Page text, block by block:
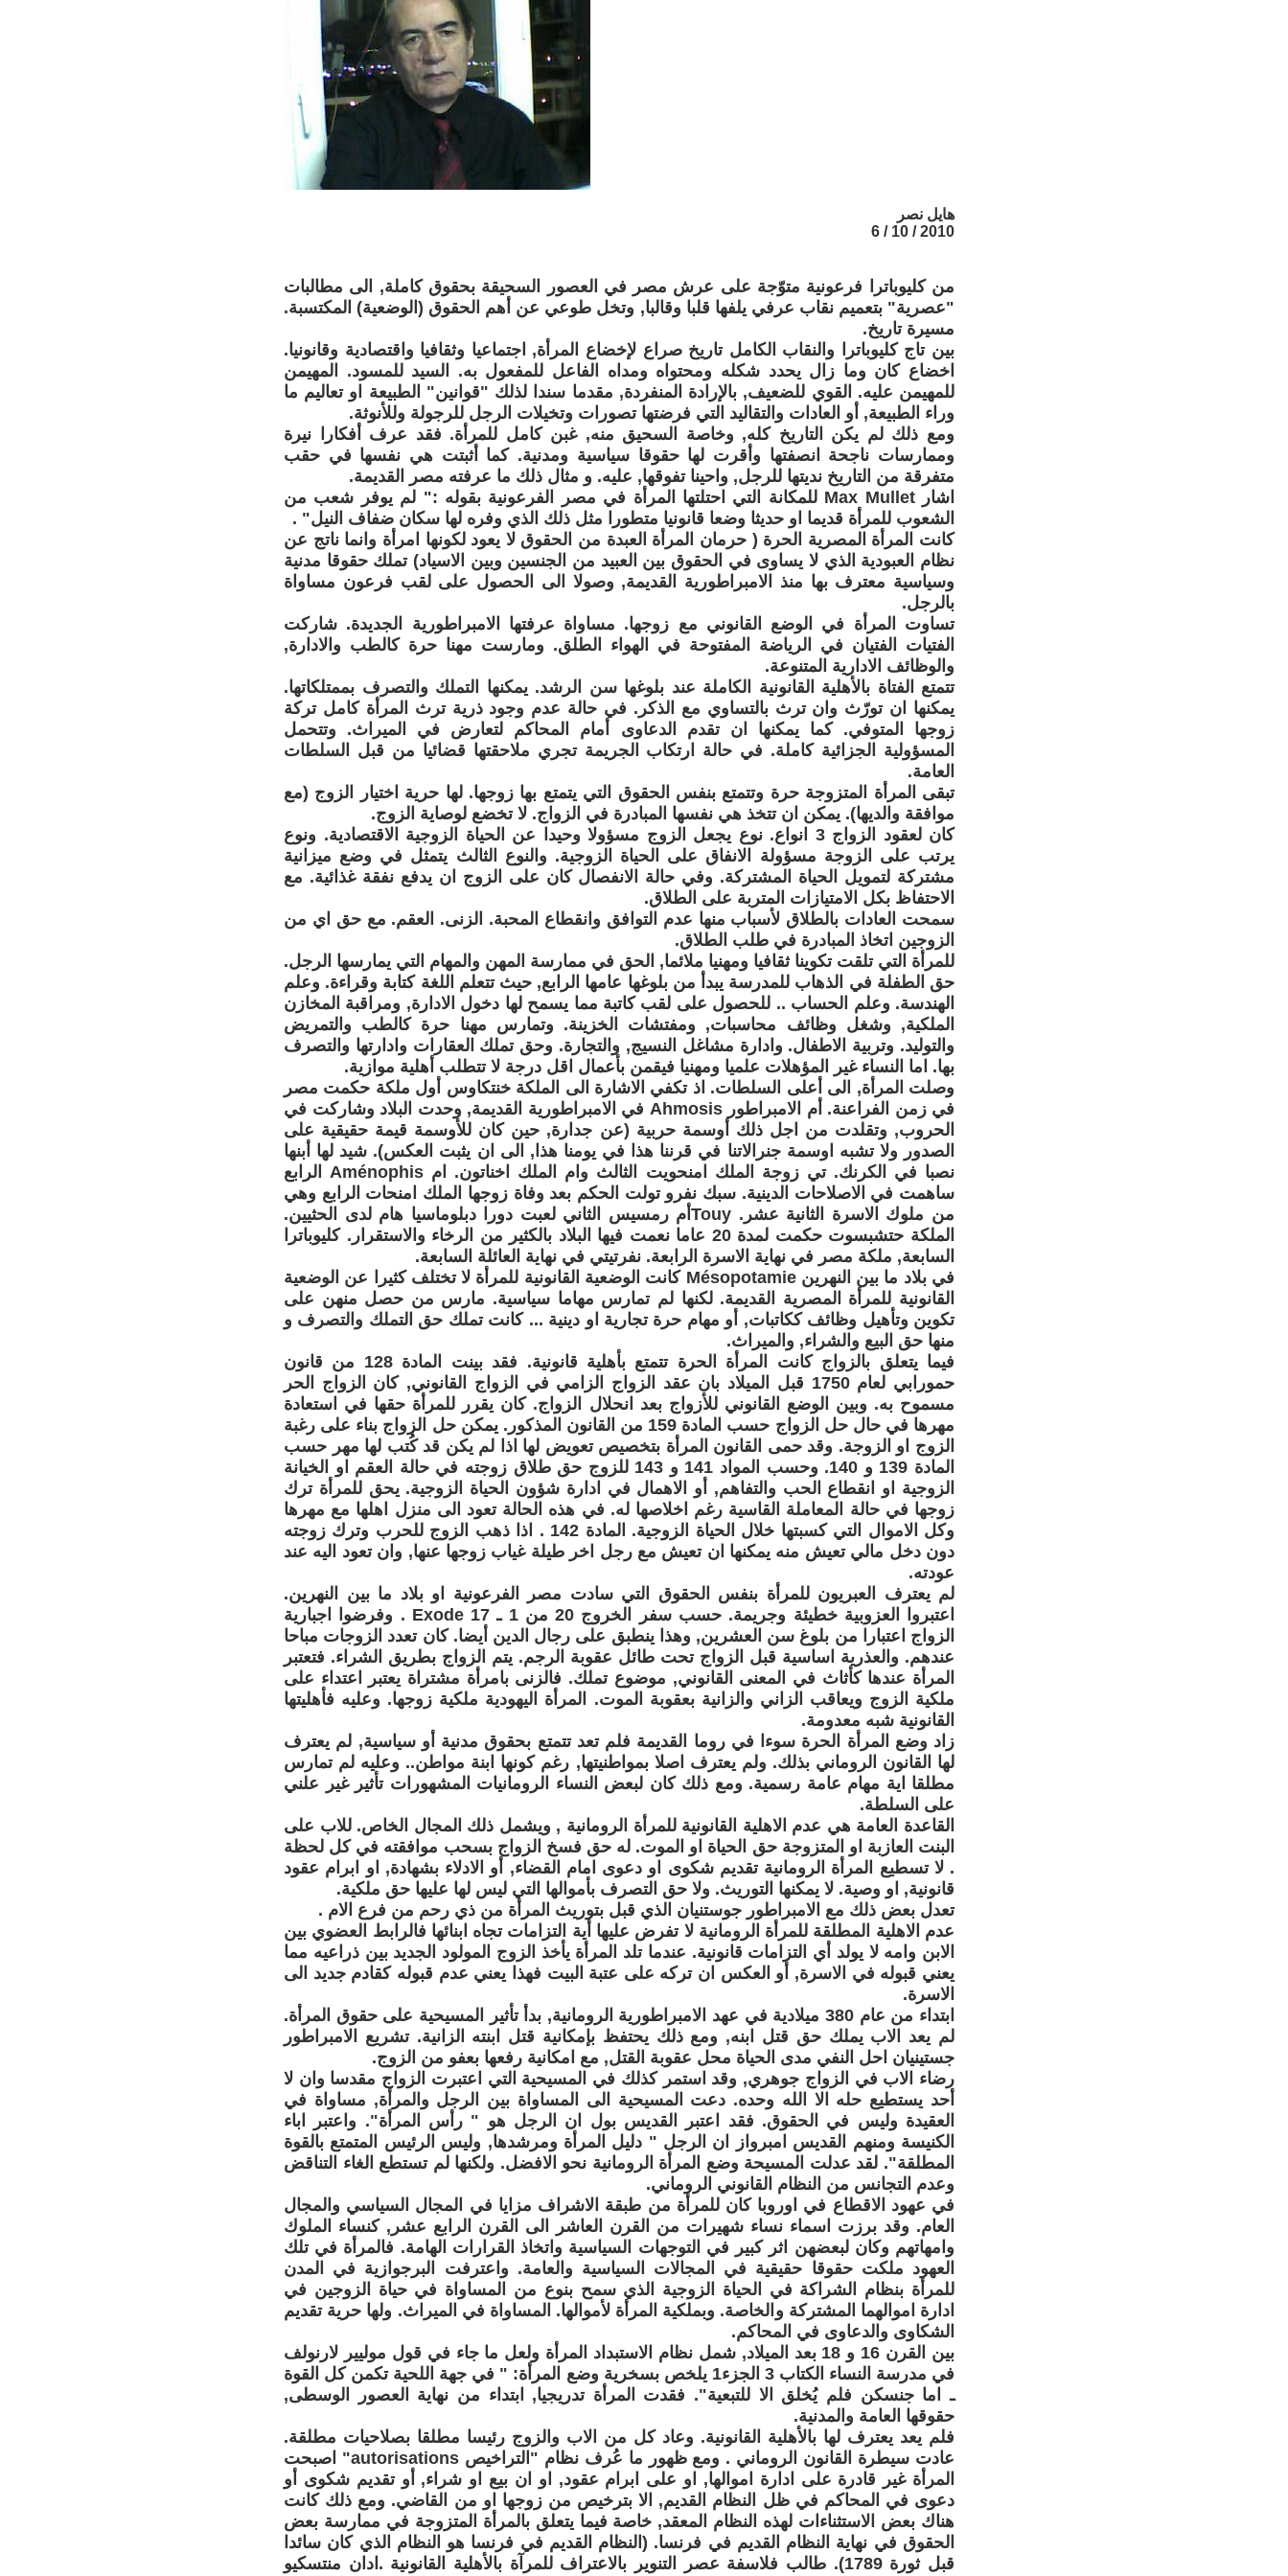
هايل نصر
2010 / 10 / 6
من كليوباترا فرعونية متوّجة على عرش مصر في العصور السحيقة بحقوق كاملة, الى مطالبات
"عصرية" بتعميم نقاب عرفي يلفها قلبا وقالبا, وتخل طوعي عن أهم الحقوق (الوضعية) المكتسبة.
مسيرة تاريخ.
بين تاج كليوباترا والنقاب الكامل تاريخ صراع لإخضاع المرأة, اجتماعيا وثقافيا واقتصادية وقانونيا.
اخضاع كان وما زال يحدد شكله ومحتواه ومداه الفاعل للمفعول به. السيد للمسود. المهيمن
للمهيمن عليه. القوي للضعيف, بالإرادة المنفردة, مقدما سندا لذلك "قوانين" الطبيعة او تعاليم ما
وراء الطبيعة, أو العادات والتقاليد التي فرضتها تصورات وتخيلات الرجل للرجولة وللأنوثة.
ومع ذلك لم يكن التاريخ كله, وخاصة السحيق منه, غبن كامل للمرأة. فقد عرف أفكارا نيرة
وممارسات ناجحة انصفتها وأقرت لها حقوقا سياسية ومدنية. كما أثبتت هي نفسها في حقب
متفرقة من التاريخ نديتها للرجل, واحينا تفوقها, عليه. و مثال ذلك ما عرفته مصر القديمة.
اشار Max Mullet للمكانة التي احتلتها المرأة في مصر الفرعونية بقوله :" لم يوفر شعب من
الشعوب للمرأة قديما او حديثا وضعا قانونيا متطورا مثل ذلك الذي وفره لها سكان ضفاف النيل" .
كانت المرأة المصرية الحرة ( حرمان المرأة العبدة من الحقوق لا يعود لكونها امرأة وانما ناتج عن
نظام العبودية الذي لا يساوى في الحقوق بين العبيد من الجنسين وبين الاسياد) تملك حقوقا مدنية
وسياسية معترف بها منذ الامبراطورية القديمة, وصولا الى الحصول على لقب فرعون مساواة
بالرجل.
تساوت المرأة في الوضع القانوني مع زوجها. مساواة عرفتها الامبراطورية الجديدة. شاركت
الفتيات الفتيان في الرياضة المفتوحة في الهواء الطلق. ومارست مهنا حرة كالطب والادارة,
والوظائف الادارية المتنوعة.
تتمتع الفتاة بالأهلية القانونية الكاملة عند بلوغها سن الرشد. يمكنها التملك والتصرف بممتلكاتها.
يمكنها ان تورّث وان ترث بالتساوي مع الذكر. في حالة عدم وجود ذرية ترث المرأة كامل تركة
زوجها المتوفي. كما يمكنها ان تقدم الدعاوى أمام المحاكم لتعارض في الميراث. وتتحمل
المسؤولية الجزائية كاملة. في حالة ارتكاب الجريمة تجري ملاحقتها قضائيا من قبل السلطات
العامة.
تبقى المرأة المتزوجة حرة وتتمتع بنفس الحقوق التي يتمتع بها زوجها. لها حرية اختيار الزوج (مع
موافقة والديها). يمكن ان تتخذ هي نفسها المبادرة في الزواج. لا تخضع لوصاية الزوج.
كان لعقود الزواج 3 انواع. نوع يجعل الزوج مسؤولا وحيدا عن الحياة الزوجية الاقتصادية. ونوع
يرتب على الزوجة مسؤولة الانفاق على الحياة الزوجية. والنوع الثالث يتمثل في وضع ميزانية
مشتركة لتمويل الحياة المشتركة. وفي حالة الانفصال كان على الزوج ان يدفع نفقة غذائية. مع
الاحتفاظ بكل الامتيازات المتربة على الطلاق.
سمحت العادات بالطلاق لأسباب منها عدم التوافق وانقطاع المحبة. الزنى. العقم. مع حق اي من
الزوجين اتخاذ المبادرة في طلب الطلاق.
للمرأة التي تلقت تكوينا ثقافيا ومهنيا ملائما, الحق في ممارسة المهن والمهام التي يمارسها الرجل.
حق الطفلة في الذهاب للمدرسة يبدأ من بلوغها عامها الرابع, حيث تتعلم اللغة كتابة وقراءة. وعلم
الهندسة. وعلم الحساب .. للحصول على لقب كاتبة مما يسمح لها دخول الادارة, ومراقبة المخازن
الملكية, وشغل وظائف محاسبات, ومفتشات الخزينة. وتمارس مهنا حرة كالطب والتمريض
والتوليد. وتربية الاطفال. وادارة مشاغل النسيج, والتجارة. وحق تملك العقارات وادارتها والتصرف
بها. اما النساء غير المؤهلات علميا ومهنيا فيقمن بأعمال اقل درجة لا تتطلب أهلية موازية.
وصلت المرأة, الى أعلى السلطات. اذ تكفي الاشارة الى الملكة خنتكاوس أول ملكة حكمت مصر
في زمن الفراعنة. أم الامبراطور Ahmosis في الامبراطورية القديمة, وحدت البلاد وشاركت في
الحروب, وتقلدت من اجل ذلك أوسمة حربية (عن جدارة, حين كان للأوسمة قيمة حقيقية على
الصدور ولا تشبه اوسمة جنرالاتنا في قرننا هذا في يومنا هذا, الى ان يثبت العكس). شيد لها أبنها
نصبا في الكرنك. تي زوجة الملك امنحويت الثالث وام الملك اخناتون. ام Aménophis الرابع
ساهمت في الاصلاحات الدينية. سبك نفرو تولت الحكم بعد وفاة زوجها الملك امنحات الرابع وهي
من ملوك الاسرة الثانية عشر. Touyأم رمسيس الثاني لعبت دورا دبلوماسيا هام لدى الحثيين.
الملكة حتشبسوت حكمت لمدة 20 عاما نعمت فيها البلاد بالكثير من الرخاء والاستقرار. كليوباترا
السابعة, ملكة مصر في نهاية الاسرة الرابعة. نفرتيتي في نهاية العائلة السابعة.
في بلاد ما بين النهرين Mésopotamie كانت الوضعية القانونية للمرأة لا تختلف كثيرا عن الوضعية
القانونية للمرأة المصرية القديمة. لكنها لم تمارس مهاما سياسية. مارس من حصل منهن على
تكوين وتأهيل وظائف ككاتبات, أو مهام حرة تجارية او دينية ... كانت تملك حق التملك والتصرف و
منها حق البيع والشراء, والميراث.
فيما يتعلق بالزواج كانت المرأة الحرة تتمتع بأهلية قانونية. فقد بينت المادة 128 من قانون
حمورابي لعام 1750 قبل الميلاد بان عقد الزواج الزامي في الزواج القانوني, كان الزواج الحر
مسموح به. وبين الوضع القانوني للأزواج بعد انحلال الزواج. كان يقرر للمرأة حقها في استعادة
مهرها في حال حل الزواج حسب المادة 159 من القانون المذكور. يمكن حل الزواج بناء على رغبة
الزوج او الزوجة. وقد حمى القانون المرأة بتخصيص تعويض لها اذا لم يكن قد كُتب لها مهر حسب
المادة 139 و 140. وحسب المواد 141 و 143 للزوج حق طلاق زوجته في حالة العقم او الخيانة
الزوجية او انقطاع الحب والتفاهم, أو الاهمال في ادارة شؤون الحياة الزوجية. يحق للمرأة ترك
زوجها في حالة المعاملة القاسية رغم اخلاصها له. في هذه الحالة تعود الى منزل اهلها مع مهرها
وكل الاموال التي كسبتها خلال الحياة الزوجية. المادة 142 . اذا ذهب الزوج للحرب وترك زوجته
دون دخل مالي تعيش منه يمكنها ان تعيش مع رجل اخر طيلة غياب زوجها عنها, وان تعود اليه عند
عودته.
لم يعترف العبريون للمرأة بنفس الحقوق التي سادت مصر الفرعونية او بلاد ما بين النهرين.
اعتبروا العزوبية خطيئة وجريمة. حسب سفر الخروج 20 من 1 ـ 17 Exode . وفرضوا اجبارية
الزواج اعتبارا من بلوغ سن العشرين, وهذا ينطبق على رجال الدين أيضا. كان تعدد الزوجات مباحا
عندهم. والعذرية اساسية قبل الزواج تحت طائل عقوبة الرجم. يتم الزواج بطريق الشراء. فتعتبر
المرأة عندها كأثاث في المعنى القانوني, موضوع تملك. فالزنى بامرأة مشتراة يعتبر اعتداء على
ملكية الزوج ويعاقب الزاني والزانية بعقوبة الموت. المرأة اليهودية ملكية زوجها. وعليه فأهليتها
القانونية شبه معدومة.
زاد وضع المرأة الحرة سوءا في روما القديمة فلم تعد تتمتع بحقوق مدنية أو سياسية, لم يعترف
لها القانون الروماني بذلك. ولم يعترف اصلا بمواطنيتها, رغم كونها ابنة مواطن.. وعليه لم تمارس
مطلقا اية مهام عامة رسمية. ومع ذلك كان لبعض النساء الرومانيات المشهورات تأثير غير علني
على السلطة.
القاعدة العامة هي عدم الاهلية القانونية للمرأة الرومانية , ويشمل ذلك المجال الخاص. للاب على
البنت العازبة او المتزوجة حق الحياة او الموت. له حق فسخ الزواج بسحب موافقته في كل لحظة
. لا تسطيع المرأة الرومانية تقديم شكوى او دعوى امام القضاء, أو الادلاء بشهادة, او ابرام عقود
قانونية, او وصية. لا يمكنها التوريث. ولا حق التصرف بأموالها التي ليس لها عليها حق ملكية.
تعدل بعض ذلك مع الامبراطور جوستنيان الذي قبل بتوريث المرأة من ذي رحم من فرع الام .
عدم الاهلية المطلقة للمرأة الرومانية لا تفرض عليها أية التزامات تجاه ابنائها فالرابط العضوي بين
الابن وامه لا يولد أي التزامات قانونية. عندما تلد المرأة يأخذ الزوج المولود الجديد بين ذراعيه مما
يعني قبوله في الاسرة, أو العكس ان تركه على عتبة البيت فهذا يعني عدم قبوله كقادم جديد الى
الاسرة.
ابتداء من عام 380 ميلادية في عهد الامبراطورية الرومانية, بدأ تأثير المسيحية على حقوق المرأة.
لم يعد الاب يملك حق قتل ابنه, ومع ذلك يحتفظ بإمكانية قتل ابنته الزانية. تشريع الامبراطور
جستينيان احل النفي مدى الحياة محل عقوبة القتل, مع امكانية رفعها بعفو من الزوج.
رضاء الاب في الزواج جوهري, وقد استمر كذلك في المسيحية التي اعتبرت الزواج مقدسا وان لا
أحد يستطيع حله الا الله وحده. دعت المسيحية الى المساواة بين الرجل والمرأة, مساواة في
العقيدة وليس في الحقوق. فقد اعتبر القديس بول ان الرجل هو " رأس المرأة". واعتبر اباء
الكنيسة ومنهم القديس امبرواز ان الرجل " دليل المرأة ومرشدها, وليس الرئيس المتمتع بالقوة
المطلقة". لقد عدلت المسيحة وضع المرأة الرومانية نحو الافضل. ولكنها لم تستطع الغاء التناقض
وعدم التجانس من النظام القانوني الروماني.
في عهود الاقطاع في اوروبا كان للمرأة من طبقة الاشراف مزايا في المجال السياسي والمجال
العام. وقد برزت اسماء نساء شهيرات من القرن العاشر الى القرن الرابع عشر, كنساء الملوك
وامهاتهم وكان لبعضهن اثر كبير في التوجهات السياسية واتخاذ القرارات الهامة. فالمرأة في تلك
العهود ملكت حقوقا حقيقية في المجالات السياسية والعامة. واعترفت البرجوازية في المدن
للمرأة بنظام الشراكة في الحياة الزوجية الذي سمح بنوع من المساواة في حياة الزوجين في
ادارة اموالهما المشتركة والخاصة. وبملكية المرأة لأموالها. المساواة في الميراث. ولها حرية تقديم
الشكاوى والدعاوى في المحاكم.
بين القرن 16 و 18 بعد الميلاد, شمل نظام الاستبداد المرأة ولعل ما جاء في قول موليير لارنولف
في مدرسة النساء الكتاب 3 الجزء1 يلخص بسخرية وضع المرأة: " في جهة اللحية تكمن كل القوة
ـ اما جنسكن فلم يُخلق الا للتبعية". فقدت المرأة تدريجيا, ابتداء من نهاية العصور الوسطى,
حقوقها العامة والمدنية.
فلم يعد يعترف لها بالأهلية القانونية. وعاد كل من الاب والزوج رئيسا مطلقا بصلاحيات مطلقة.
عادت سيطرة القانون الروماني . ومع ظهور ما عُرف نظام "التراخيص autorisations" اصبحت
المرأة غير قادرة على ادارة اموالها, او على ابرام عقود, او ان بيع او شراء, أو تقديم شكوى أو
دعوى في المحاكم في ظل النظام القديم, الا بترخيص من زوجها او من القاضي. ومع ذلك كانت
هناك بعض الاستثناءات لهذه النظام المعقد, خاصة فيما يتعلق بالمرأة المتزوجة في ممارسة بعض
الحقوق في نهاية النظام القديم في فرنسا. (النظام القديم في فرنسا هو النظام الذي كان سائدا
قبل ثورة 1789). طالب فلاسفة عصر التنوير بالاعتراف للمرآة بالأهلية القانونية .ادان منتسكيو